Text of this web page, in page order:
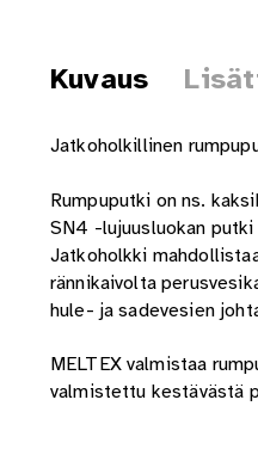
Kuvaus
Jatkoholkillinen
Rumpuputki on ns.
SN4 -lujuusluokan
Jatkoholkki
rännikaivolta
hule- ja sadevesien
MELTEX valmistaa
valmistettu kestävästä